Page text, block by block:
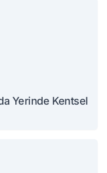
Yerinde Kentsel